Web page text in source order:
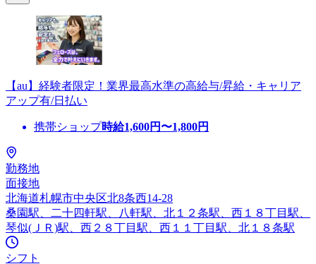
【au】経験者限定！業界最高水準の高給与/昇給・キャリア
アップ有/日払い
携帯ショップ時給1,600円〜1,800円
勤務地
面接地
北海道札幌市中央区北8条西14-28
桑園駅、二十四軒駅、八軒駅、北１２条駅、西１８丁目駅、
琴似(ＪＲ)駅、西２８丁目駅、西１１丁目駅、北１８条駅
シフト